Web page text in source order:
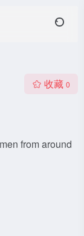
收藏 0
from around